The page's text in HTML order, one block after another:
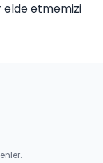
elde etmemizi